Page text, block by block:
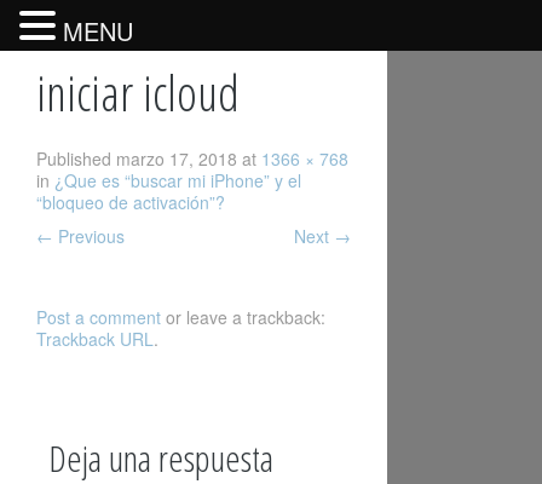
iniciar icloud
Published marzo 17, 2018 at 1366 × 768
in ¿Que es “buscar mi iPhone” y el
“bloqueo de activación”?
← Previous Next →
Post a comment or leave a trackback:
Trackback URL.
Deja una respuesta
MENU